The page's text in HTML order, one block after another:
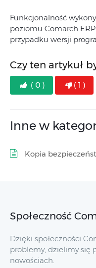
Funkcjonalność
poziomu Comarch
przypadku wersji
Czy ten artykuł
( 0 ) ( 1 )
Inne w
Kopia
Społeczność
Dzięki społeczności
problemy, dzielimy się
nowościach.